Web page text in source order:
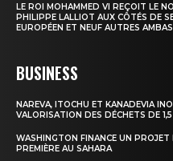
LE ROI MOHAMMED VI REÇOIT LE
PHILIPPE LALLIOT AUX CÔTÉS DE
EUROPÉEN ET NEUF AUTRES
BUSINESS
NAREVA, ITOCHU ET KANADEVIA
VALORISATION DES DÉCHETS DE
WASHINGTON FINANCE UN PROJET
PREMIÈRE AU SAHARA